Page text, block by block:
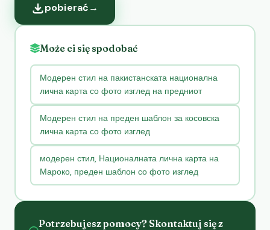
pobierać→
Może ci się spodobać
Модерен стил на пакистанската национална
лична карта со фото изглед на предниот
Модерен стил на преден шаблон за косовска
лична карта со фото изглед
модерен стил, Националната лична карта на
Мароко, преден шаблон со фото изглед
Potrzebujesz pomocy? Skontaktuj się z